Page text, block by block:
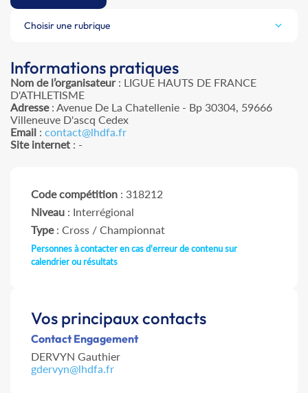
Choisir une rubrique
Informations pratiques
Nom de l’organisateur: LIGUE HAUTS DE FRANCE
D'ATHLETISME
Adresse: Avenue De La Chatellenie - Bp 30304, 59666
Villeneuve D'ascq Cedex
Email : contact@lhdfa.fr
Site internet : -
Code compétition : 318212
Niveau : Interrégional
Type: Cross / Championnat
Personnes à contacter en cas d'erreur de contenu sur
calendrier ou résultats
Vos principaux contacts
Contact Engagement
DERVYN Gauthier
gdervyn@lhdfa.fr